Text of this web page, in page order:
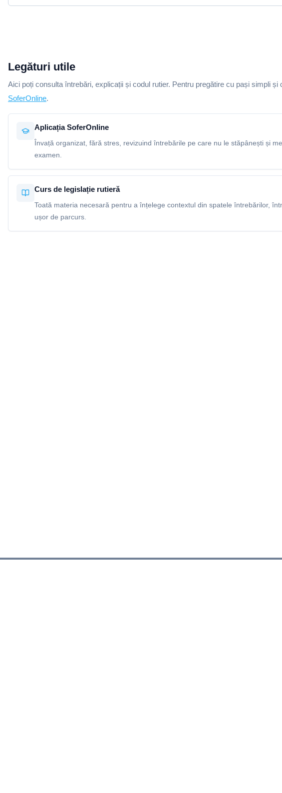
Legături utile
Aici poți consulta întrebări, explicații și codul rutier. Pentru pregătire cu pași simpli și
SoferOnline.
Aplicația SoferOnline
Învață organizat, fără stres, revizuind întrebările pe care nu le stăpânești și
examen.
Curs de legislație rutieră
Toată materia necesară pentru a înțelege contextul din spatele întrebărilor,
ușor de parcurs.